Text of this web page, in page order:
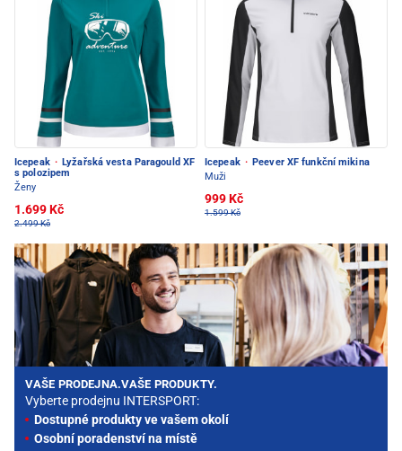
Icepeak · Lyžařská vesta Paragould XF
s polozipem
Ženy
1.699 Kč
2.499 Kč
Icepeak · Peever XF funkční mikina
Muži
999 Kč
1.599 Kč
VAŠE PRODEJNA.VAŠE PRODUKTY.
Vyberte prodejnu INTERSPORT:
Dostupné produkty ve vašem okolí
Osobní poradenství na místě